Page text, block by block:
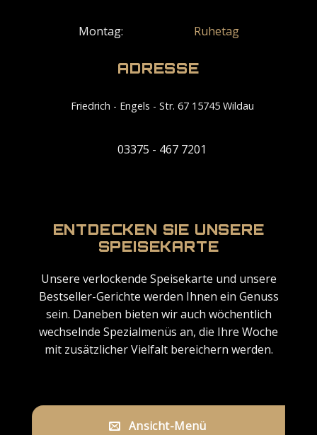
Montag: Ruhetag
ADRESSE
Friedrich - Engels - Str. 67 15745 Wildau
03375 - 467 7201
ENTDECKEN SIE UNSERE
SPEISEKARTE
Unsere verlockende Speisekarte und unsere
Bestseller-Gerichte werden Ihnen ein Genuss
sein. Daneben bieten wir auch wöchentlich
wechselnde Spezialmenüs an, die Ihre Woche
mit zusätzlicher Vielfalt bereichern werden.
Ansicht-Menü